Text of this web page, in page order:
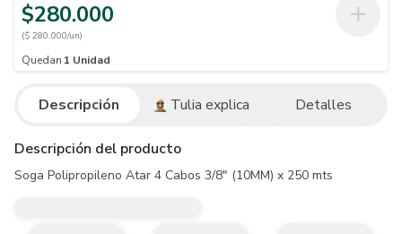
$280.000
($ 280.000/un)
Quedan 1 Unidad
Descripción Tulia explica Detalles
Descripción del producto
Soga Polipropileno Atar 4 Cabos 3/8" (10MM) x 250 mts